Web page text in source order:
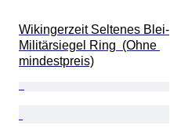
Wikingerzeit Seltenes Blei-
Militärsiegel Ring  (Ohne
mindestpreis)